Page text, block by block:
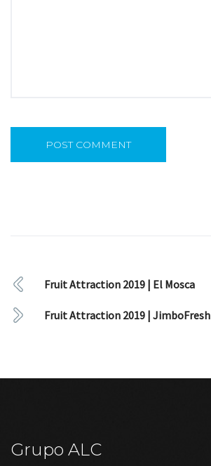
Fruit Attraction 2019 | El Mosca
Fruit Attraction 2019 | JimboFresh
Grupo ALC